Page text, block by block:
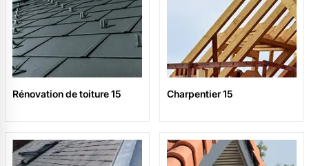
Rénovation de toiture 15 Charpentier 15